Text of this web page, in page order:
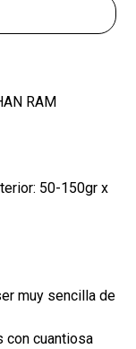
RAM
50-150gr x
muy sencilla de
con cuantiosa